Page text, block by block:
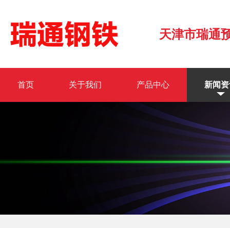
天津市瑞通
首页 关于我们 产品中心 新闻